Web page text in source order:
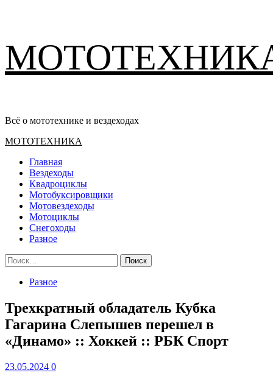
содержимому
Всё о мототехнике и вездеходах
Основное
МОТОТЕХНИКА
Главная
Вездеходы
Квадроциклы
Мотобуксировщики
Мотовездеходы
Мотоциклы
Снегоходы
Разное
Найти:
Разное
Трехкратный обладатель Кубка
Гагарина Слепышев перешел в
«Динамо» :: Хоккей :: РБК Спорт
23.05.2024 0